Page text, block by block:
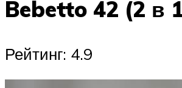
Bebetto 42 (2 в
Рейтинг: 4.9